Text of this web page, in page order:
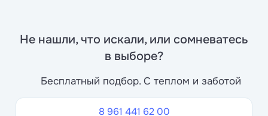
Не нашли, что искали, или сомневатесь
в выборе?
Бесплатный подбор. С теплом и заботой
8 961 441 62 00